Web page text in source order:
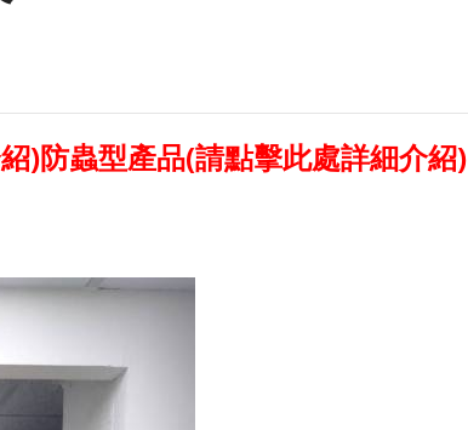
)防蟲型產品(請點擊此處詳細介紹)